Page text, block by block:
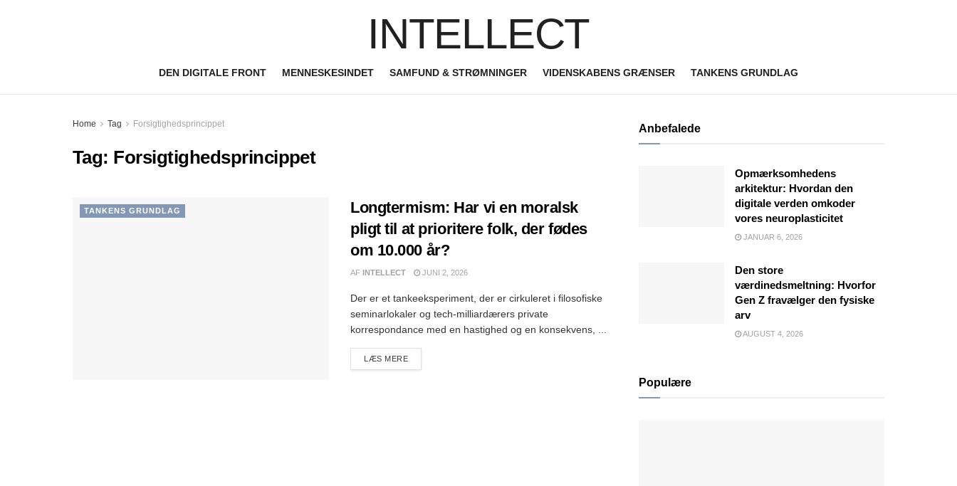
INTELLECT
DEN DIGITALE FRONT MENNESKESINDET SAMFUND & STRØMNINGER VIDENSKABENS GRÆNSER TANKENS GRUNDLAG
Home Tag Forsigtighedsprincippet
Tag: Forsigtighedsprincippet
TANKENS GRUNDLAG
Longtermism: Har vi en moralsk
pligt til at prioritere folk, der fødes
om 10.000 år?
AF INTELLECT JUNI 2, 2026
Der er et tankeeksperiment, der er cirkuleret i filosofiske
seminarlokaler og tech-milliardærers private
korrespondance med en hastighed og en konsekvens, ...
LÆS MEREDETAILS
Anbefalede
Opmærksomhedens
arkitektur: Hvordan den
digitale verden omkoder
vores neuroplasticitet
JANUAR 6, 2026
Den store
værdinedsmeltning: Hvorfor
Gen Z fravælger den fysiske
arv
AUGUST 4, 2026
Populære